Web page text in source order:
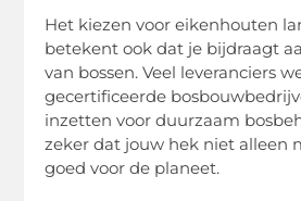
Het kiezen voor eikenhouten
betekent ook dat je bijdraagt
van bossen. Veel leveranciers
gecertificeerde
inzetten voor duurzaam
zeker dat jouw hek niet alleen
goed voor de planeet.